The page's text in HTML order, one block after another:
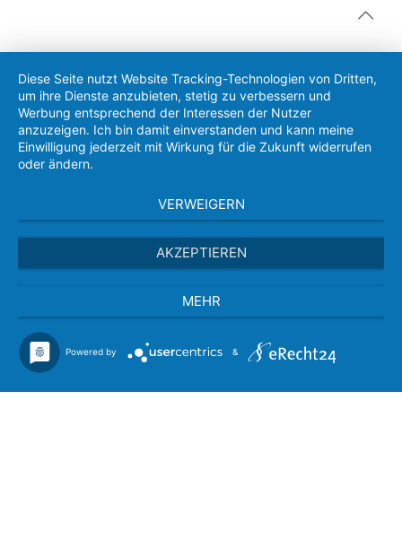
Diese Seite nutzt Website Tracking-Technologien von Dritten,
um ihre Dienste anzubieten, stetig zu verbessern und
Werbung entsprechend der Interessen der Nutzer
anzuzeigen. Ich bin damit einverstanden und kann meine
Einwilligung jederzeit mit Wirkung für die Zukunft widerrufen
oder ändern.
VERWEIGERN
AKZEPTIEREN
MEHR
Powered by &